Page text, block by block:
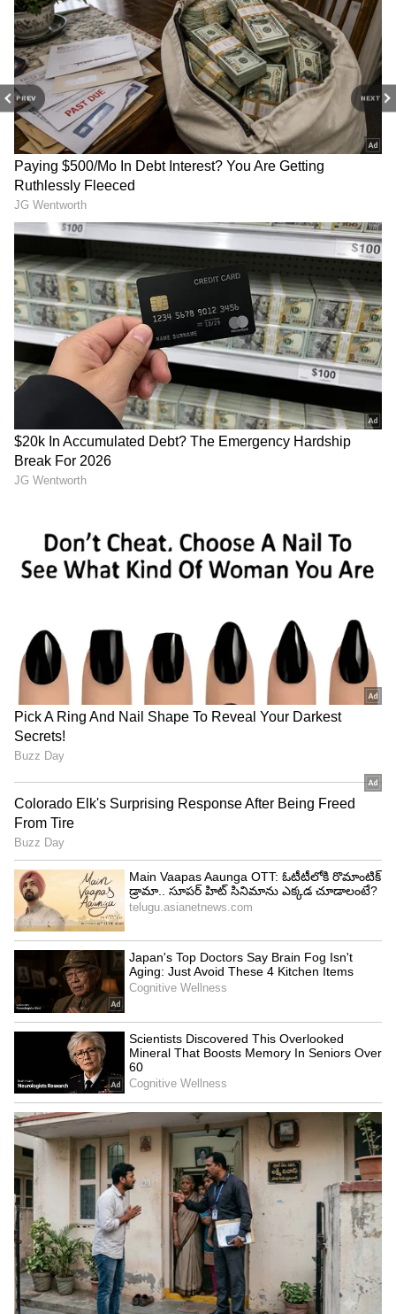
PREV NEXT
అందరూ భావించారు. కానీ పాండే తన ఎడమ చేయితో ఆ
క్యాచ్ పట్టి అందరినీ ఆశ్చర్యపరిచాడు. కామెంటేటర్ గ్రేమ్
స్వాన్ దీనిని "ఐపీఎల్ చరిత్రలోనే అత్యుత్తమ క్యాచ్" అని
అభివర్ణించారు.
RCB vs KKR: కోహ్లీ విశ్వరూపం.. 10వ సెంచరీతో
కేకేఆర్ పని ఫినిష్! పాయింట్ల పట్టికలో ఆర్‌సీబీ నెంబర్
SRH : సన్‌రైజర్స్ హైదరాబాద్ కు బ్యాడ్ న్యూస్..
ప్లేఆఫ్స్ చేరడం కష్టమేనా? ఓటమికి కారణాలివే
4
Image Credit :
‎మైదానంలో అయోమయం.. థర్డ్ అంపైర్ నిర్ణయం
‎పాండే ఆ క్యాచ్‌ను పట్టిన తీరు చూసి అంపైర్లు సైతం షాక్
అయ్యారు. బంతి నేలకు తగిలిందేమోనన్న అనుమానంతో
నిర్ణయాన్ని థర్డ్ అంపైర్‌కు నివేదించారు. రీప్లేలో పాండే వేళ్లు
బంతి కింద స్పష్టంగా ఉన్నాయని, క్యాచ్ క్లీన్‌గా పట్టినట్లు
తేలడంతో థర్డ్ అంపైర్ అవుట్‌గా ప్రకటించారు.
ఈ సమయంలో విరాట్ కోహ్లీ బిగ్ స్క్రీన్‌పై రీప్లే చూస్తూ
నోరెళ్లబెట్టాడు. బౌలర్ కార్తీక్ త్యాగి తన తలపై చేతులు
పెట్టుకుని నమ్మలేనట్లుగా ఉండిపోయాడు. విరాట్ కోహ్లీ
క్రీజులో పాండే వద్దకు వెళ్లి ఆ క్యాచ్‌ను అభినందించాడు.
𝙄𝙨 𝙞𝙩 𝙖 𝙗𝙞𝙧𝙙? 𝙄𝙨 𝙞𝙩 𝙖 𝙥𝙡𝙖𝙣𝙚? 𝙄𝙩'𝙨
𝙈𝙖𝙣𝙞𝙨𝙝 𝙋𝙖𝙣𝙙𝙚𝙮 ✈️#ManishPandey
catches a blinder to dismiss
#TimDavid
#TATAIPLRace To
Playoffs 2026 ➡️ #RCBvKKR
| LIVE
NOW 👉